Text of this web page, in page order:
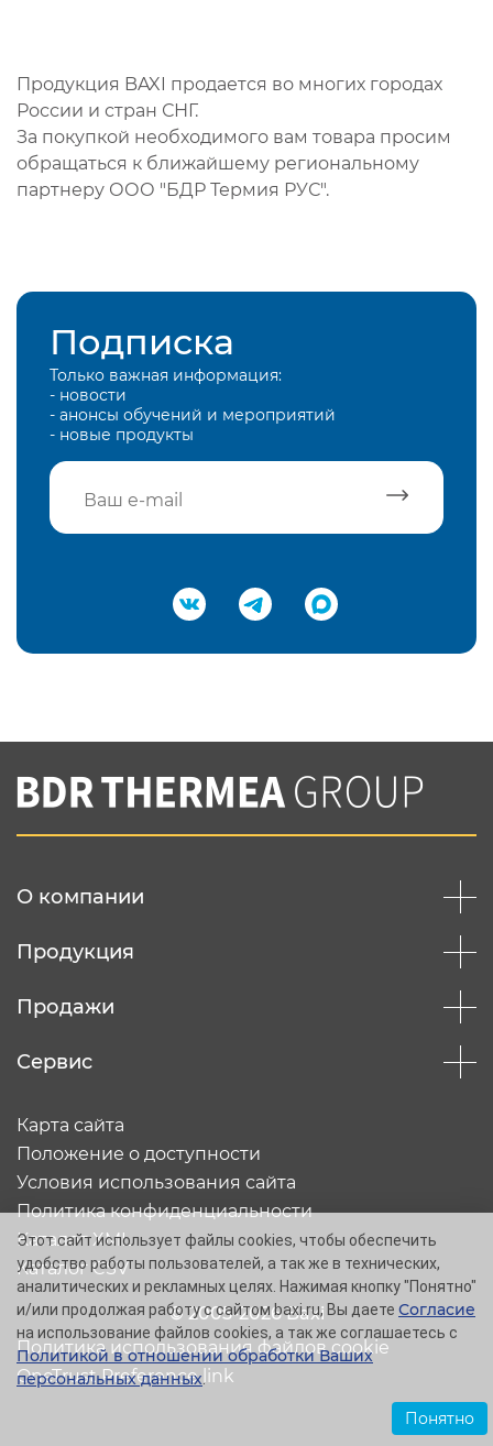
Продукция BAXI продается во многих городах
России и стран СНГ.
За покупкой необходимого вам товара просим
обращаться к ближайшему региональному
партнеру ООО "БДР Термия РУС".
Подписка
Только важная информация:
- новости
- анонсы обучений и мероприятий
- новые продукты
Подтвердить e-mail
Вы соглашаетесь с нашей политикой
конфеденциальности
О компании
Продукция
Продажи
Сервис
© 2005-2026 Baxi
Карта сайта
Положение о доступности
Условия использования сайта
Политика конфиденциальности
Каталог XML
Каталог CSV
Политика использования файлов cookie
OneTrust Preference link
Этот сайт использует файлы cookies, чтобы обеспечить
удобство работы пользователей, а так же в технических,
аналитических и рекламных целях. Нажимая кнопку "Понятно"
и/или продолжая работу с сайтом baxi.ru, Вы даете Согласие
на использование файлов cookies, а так же соглашаетесь с
Политикой в отношении обработки Ваших
персональных данных.
Понятно